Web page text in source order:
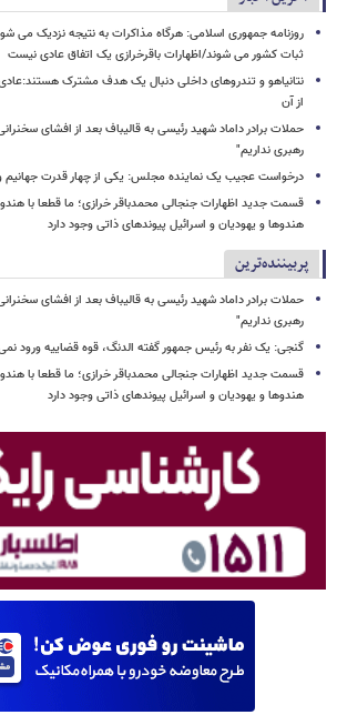
روزنامه جمهوری اسلامی: هرگاه مذاکرات به نتیجه نزدیک می
ثبات کشور می شوند/اظهارات باقرخرازی یک اتفاق عادی نیست
نتانیاهو و تندروهای داخلی دنبال یک هدف مشترک
از آن
حملات برادر داماد شهید رئیسی به قالیباف بعد از افشای
رهبری نداریم"
درخواست عجیب یک نماینده مجلس: یکی از چهار قدرت
قسمت جدید اظهارات جنجالی محمدباقر خرازی؛ ما قطعا با
هندوها و یهودیان و اسرائیل پیوندهای ذاتی وجود دارد
پربیننده‌ترین
حملات برادر داماد شهید رئیسی به قالیباف بعد از افشای
رهبری نداریم"
گنجی: یک نفر به رئیس جمهور گفته الدنگ، قوه قضاییه ورود
قسمت جدید اظهارات جنجالی محمدباقر خرازی؛ ما قطعا با
هندوها و یهودیان و اسرائیل پیوندهای ذاتی وجود دارد